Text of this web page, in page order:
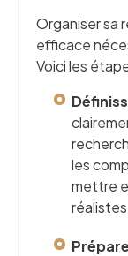
Organiser sa
efficace
Voici les
les
mettre